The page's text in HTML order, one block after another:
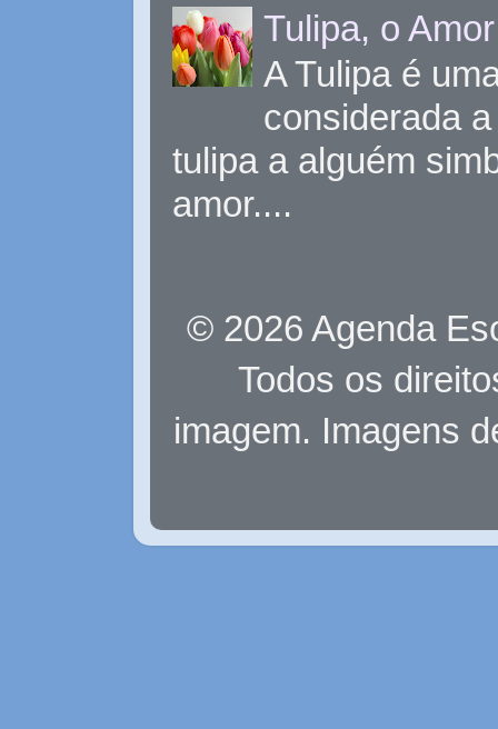
Tulipa, o
A Tulipa é
considerada
tulipa a alguém
amor....
© 2026 Agenda
Todos os
imagem. Imagens